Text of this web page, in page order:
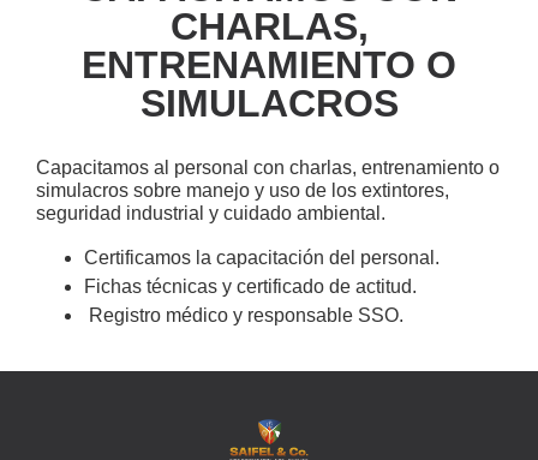
CHARLAS,
ENTRENAMIENTO O
SIMULACROS
Capacitamos al personal con charlas, entrenamiento o
simulacros sobre manejo y uso de los extintores,
seguridad industrial y cuidado ambiental.
Certificamos la capacitación del personal.
Fichas técnicas y certificado de actitud.
Registro médico y responsable SSO.